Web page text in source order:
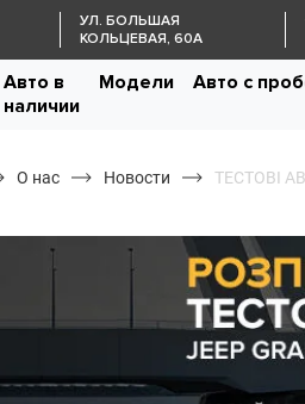
УЛ. БОЛЬШАЯ
КОЛЬЦЕВАЯ, 60А
Авто в
наличии
Модели Авто с
О нас Новости ТЕСТОВІ